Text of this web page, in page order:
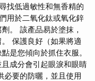
找低過敏性和無香精的
用於二氧化鈦或氧化鋅
。 該產品易於塗抹，
保護良好（如果將適
是您傾向於抓住衣服。
成分會引起眼淚和眼睛
必要的防曬，並且使用